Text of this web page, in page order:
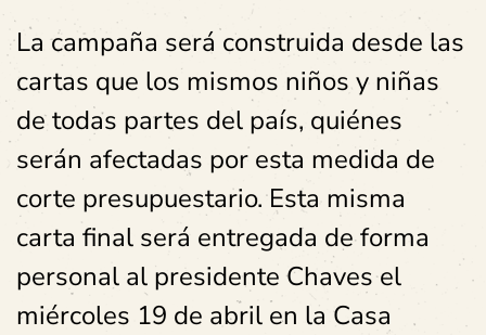
La campaña será construida desde las
cartas que los mismos niños y niñas
de todas partes del país, quiénes
serán afectadas por esta medida de
corte presupuestario. Esta misma
carta final será entregada de forma
personal al presidente Chaves el
miércoles 19 de abril en la Casa